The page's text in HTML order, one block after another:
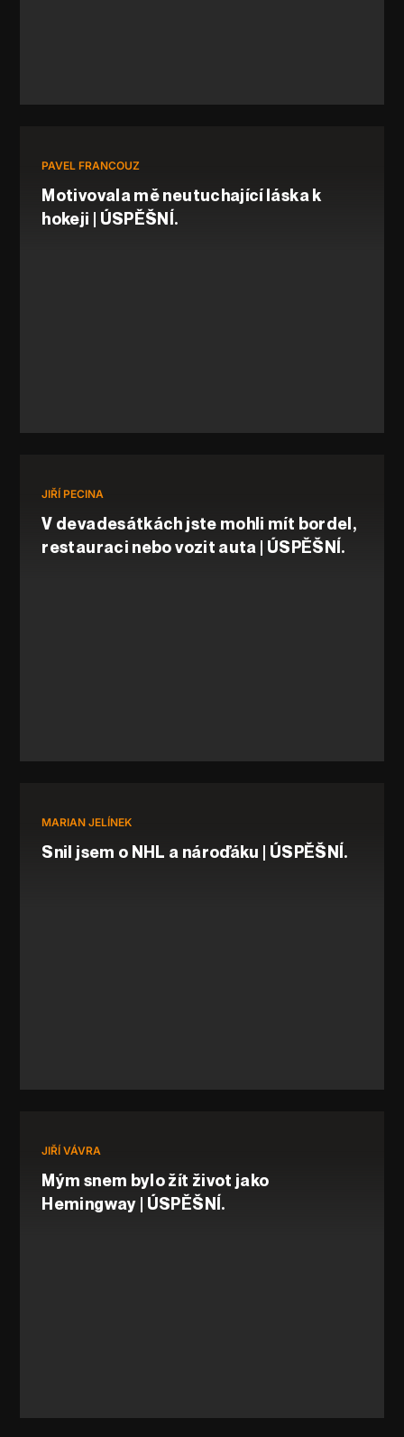
PAVEL FRANCOUZ
Motivovala mě neutuchající láska k
hokeji | ÚSPĚŠNÍ.
JIŘÍ PECINA
V devadesátkách jste mohli mít bordel,
restauraci nebo vozit auta | ÚSPĚŠNÍ.
MARIAN JELÍNEK
Snil jsem o NHL a nároďáku | ÚSPĚŠNÍ.
JIŘÍ VÁVRA
Mým snem bylo žít život jako
Hemingway | ÚSPĚŠNÍ.